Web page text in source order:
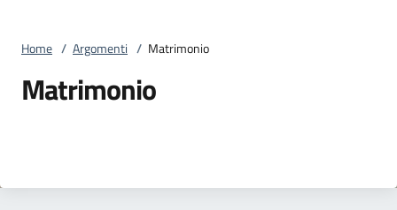
Home / Argomenti / Matrimonio
Matrimonio